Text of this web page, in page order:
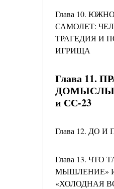
Глава 10.
САМОЛЕТ:
ТРАГЕДИЯ И
ИГРИЩА
Глава 11.
ДОМЫСЛЫ
и СС-23
Глава 12. ДО
Глава 13. ЧТО
МЫШЛЕНИЕ»
«ХОЛОДНАЯ